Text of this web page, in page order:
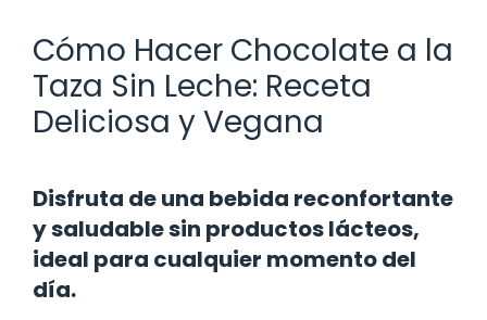
Cómo Hacer Chocolate a la
Taza Sin Leche: Receta
Deliciosa y Vegana
Disfruta de una bebida reconfortante
y saludable sin productos lácteos,
ideal para cualquier momento del
día.